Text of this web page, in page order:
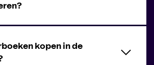
kopen in de